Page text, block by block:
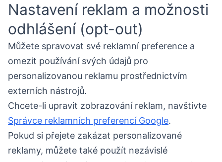
Nastavení reklam a možnosti
odhlášení (opt-out)
Můžete spravovat své reklamní preference a
omezit používání svých údajů pro
personalizovanou reklamu prostřednictvím
externích nástrojů.
Chcete-li upravit zobrazování reklam, navštivte
Správce reklamních preferencí Google.
Pokud si přejete zakázat personalizované
reklamy, můžete také použít nezávislé